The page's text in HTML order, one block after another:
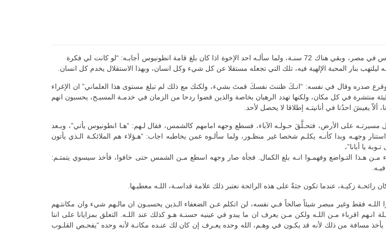
يُقال لـه ساسين بالسريانيـة. هذا كان راهبا في صحراء الإسقيط حيث عاش انطونيوس في مصر، وبقي هناك 72 سنـة، ولما سألـه احد الإخوة اذا كان بلغ قامة انطونيوس أجابـه: “لو كانت لي فكرة
بنار المحبة الإلهية فيه، تلك التي تجعله مستقلا عن كل شيء وكل انسان، وبهذا الاستقلال يخدم كل انسان.
صدره وقال في نفسه: “انـكَ ظننتَ نفسكَ قمتَ بشيء، ولكنك مع ذلك لم تبلغ مستوى هذا العلماني” ان الإغراء
في كل مكان، ولكنها تهدد الرهبان بخاصة والذين قضوا ردحا من الزمان في خدمـة المسيـح، يحسبون انهم
يعيشَ احدُنا في أنانيتـه إطلاقا لا يحصل لأحد.
على الأرض، فتحـلَّقَ حـولـه الآباء، فسطع وجهه امامهم كالشمس، فقال لـهم: “هـا انطونيوس يأتي”، وبـعد
وجهـه وبدا كأنـه يكلـم شخصا غير منظـور، ولما سألـوه عمن يخاطبه اجاب: “هـؤلاء هم الملائكـة الـذي يأتون
يا أبانا”،
مـن هـذا التـواضع وفهمـوا انـه بلغ الكمال. فجأة صار وجهه اسطع مـن الشمس حتى خافوا، فأخذ سيسوي يتمتـم:
زكيـة، عندما تكون جثةٌ على هذه الرائحة نعتبر ذلك علامة قداسـة، اللـه معطيـها.
اللـه فقط وغير مبصر شيئاً صالحاً فـي نفسه، لن اتكلم عـن الضعفاء الـذين يحسبـون ان مالـهم شيء وان مكانتـهم
انـهم اقرباء مـن اللـه ولكن مـن يعرف ان ما يبدو في عينيه حسنـة هـو كذلك عند اللـه. التعلق بمزايانا على اننا
يأخذ مسافة من ذلك لأنه قد يكـون في وهـم، الله وحده يعـرف إن كان لك عنـده مكانـة لأنه وحده “يفحـص القلـوب